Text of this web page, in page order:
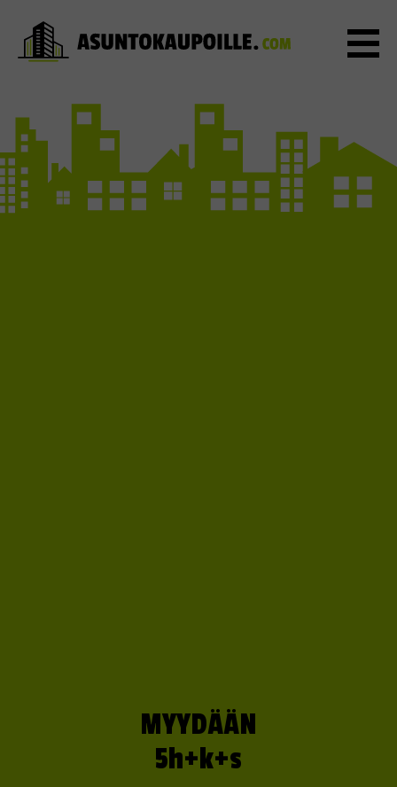
MYYDÄÄN
5h+k+s